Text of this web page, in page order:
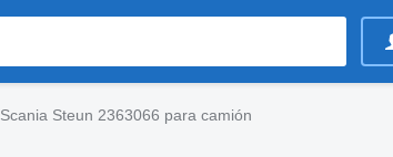
Scania Steun 2363066 para camión